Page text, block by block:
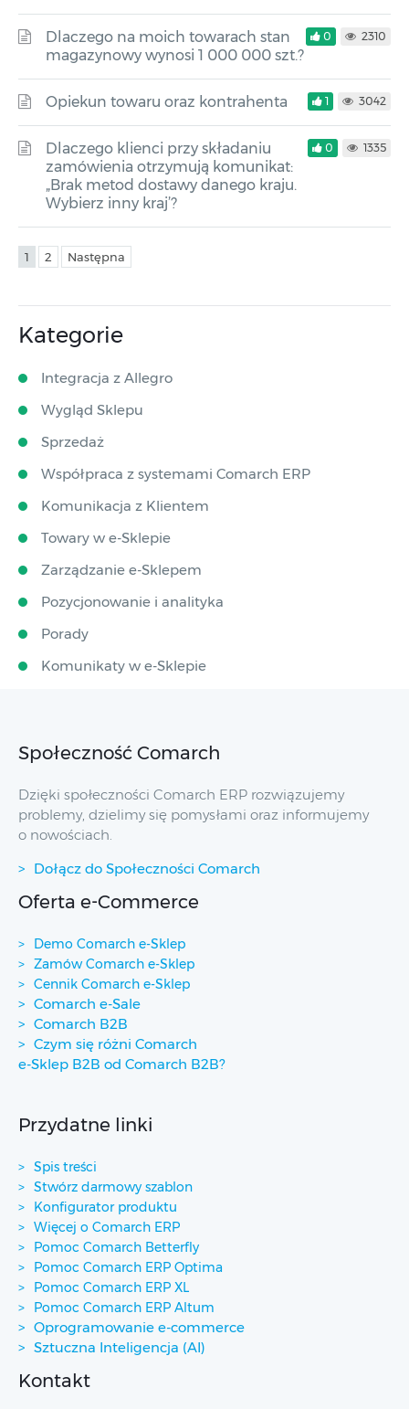
Dlaczego na moich towarach stan
magazynowy wynosi 1 000 000 szt.?
0 2310
Opiekun towaru oraz kontrahenta 1 3042
Dlaczego klienci przy składaniu
zamówienia otrzymują komunikat:
„Brak metod dostawy danego kraju.
Wybierz inny kraj’?
0 1335
1 2 Następna
Kategorie
Integracja z Allegro
Wygląd Sklepu
Sprzedaż
Współpraca z systemami Comarch ERP
Komunikacja z Klientem
Towary w e-Sklepie
Zarządzanie e-Sklepem
Pozycjonowanie i analityka
Porady
Komunikaty w e-Sklepie
Społeczność Comarch
Dzięki społeczności Comarch ERP rozwiązujemy
problemy, dzielimy się pomysłami oraz informujemy
o nowościach.
Dołącz do Społeczności Comarch
Oferta e-Commerce
Demo Comarch e-Sklep
Zamów Comarch e-Sklep
Cennik Comarch e-Sklep
Comarch e-Sale
Comarch B2B
Czym się różni Comarch
e-Sklep B2B od Comarch B2B?
Przydatne linki
Spis treści
Stwórz darmowy szablon
Konfigurator produktu
Więcej o Comarch ERP
Pomoc Comarch Betterfly
Pomoc Comarch ERP Optima
Pomoc Comarch ERP XL
Pomoc Comarch ERP Altum
Oprogramowanie e-commerce
Sztuczna Inteligencja (AI)
Kontakt